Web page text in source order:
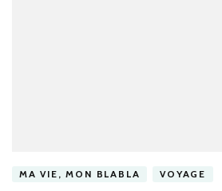
MA VIE, MON BLABLA VOYAGE